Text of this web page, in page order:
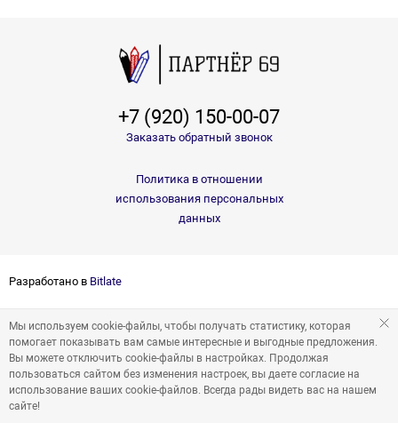
+7 (920) 150-00-07
Заказать обратный звонок
Политика в отношении
использования персональных
данных
Разработано в Bitlate
Мы используем cookie-файлы, чтобы получать статистику, которая
помогает показывать вам самые интересные и выгодные предложения.
Вы можете отключить cookie-файлы в настройках. Продолжая
пользоваться сайтом без изменения настроек, вы даете согласие на
использование ваших cookie-файлов. Всегда рады видеть вас на нашем
сайте!